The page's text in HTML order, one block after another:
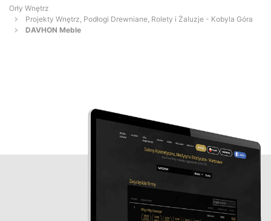
Orły Wnętrz
Projekty Wnętrz, Podłogi Drewniane, Rolety i Żaluzje - Kobyla Góra
DAVHON Meble